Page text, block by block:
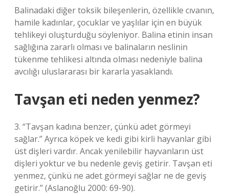
Balinadaki diğer toksik bileşenlerin, özellikle cıvanın,
hamile kadınlar, çocuklar ve yaşlılar için en büyük
tehlikeyi oluşturduğu söyleniyor. Balina etinin insan
sağlığına zararlı olması ve balinaların neslinin
tükenme tehlikesi altında olması nedeniyle balina
avcılığı uluslararası bir kararla yasaklandı.
Tavşan eti neden yenmez?
3. “Tavşan kadına benzer, çünkü adet görmeyi
sağlar.” Ayrıca köpek ve kedi gibi kirli hayvanlar gibi
üst dişleri vardır. Ancak yenilebilir hayvanların üst
dişleri yoktur ve bu nedenle geviş getirir. Tavşan eti
yenmez, çünkü ne adet görmeyi sağlar ne de geviş
getirir.” (Aslanoğlu 2000: 69-90).